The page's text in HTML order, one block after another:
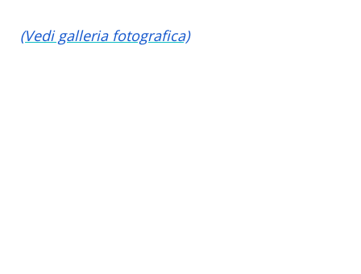
(Vedi galleria fotografica)